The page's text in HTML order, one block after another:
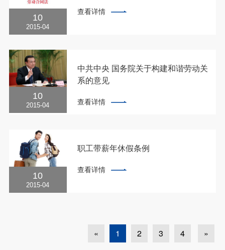
10
2015-04
主席令第65号（2007年6月29日第十届全
国人民代表大会常务委员会第二十八次会议
第六章监督检查第七章法律责任第八章附则
第一章总...
查看详情
10
2015-04
中共中央 国务院关于构建和谐劳动关
系的意见
中发【2015】10号（2015年3月21日）为
全面贯彻党的十八大和十八届二中、三中、
劳动关系是生产关系的重要组成部分，是最
基本、最重要的社会关系之一。劳动关系是
查看详情
10
2015-04
职工带薪年休假条例
中华人民共和国国务院令第514号《职工带
薪年休假条例》已经2007年12月7日国务院
查看详情
« 1 2 3 4 »